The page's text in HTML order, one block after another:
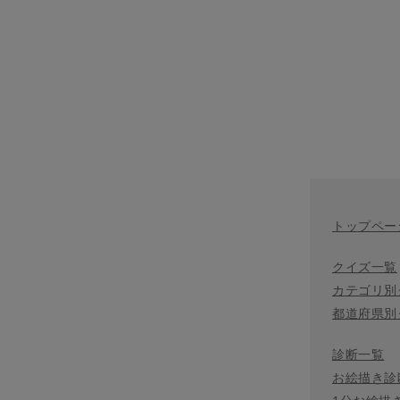
トップペー
クイズ一覧
カテゴリ
都道府県
診断一覧
お絵描き